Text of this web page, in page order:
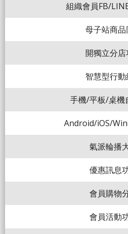
組織會員FB/
母子站商
開獨立分
智慧型行
手機/平板/桌機
Android/iOS/
氣派輪播
優惠訊息
會員購物
會員活動